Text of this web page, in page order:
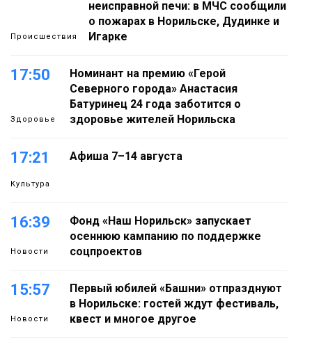
Происшествия
неисправной печи: в МЧС сообщили
о пожарах в Норильске, Дудинке и
Игарке
17:50
Здоровье
Номинант на премию «Герой
Северного города» Анастасия
Батуринец 24 года заботится о
здоровье жителей Норильска
17:21
Культура
Афиша 7–14 августа
16:39
Новости
Фонд «Наш Норильск» запускает
осеннюю кампанию по поддержке
соцпроектов
15:57
Новости
Первый юбилей «Башни» отпразднуют
в Норильске: гостей ждут фестиваль,
квест и многое другое